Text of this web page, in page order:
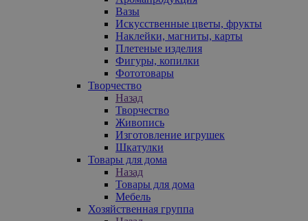
Вазы
Искусственные цветы, фрукты
Наклейки, магниты, карты
Плетеные изделия
Фигуры, копилки
Фототовары
Творчество
Назад
Творчество
Живопись
Изготовление игрушек
Шкатулки
Товары для дома
Назад
Товары для дома
Мебель
Хозяйственная группа